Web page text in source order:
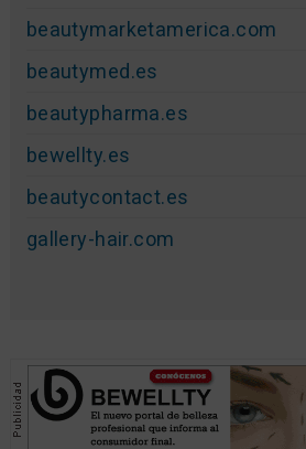
beautymarketamerica.com
beautymed.es
beautypharma.es
bewellty.es
beautycontact.es
gallery-hair.com